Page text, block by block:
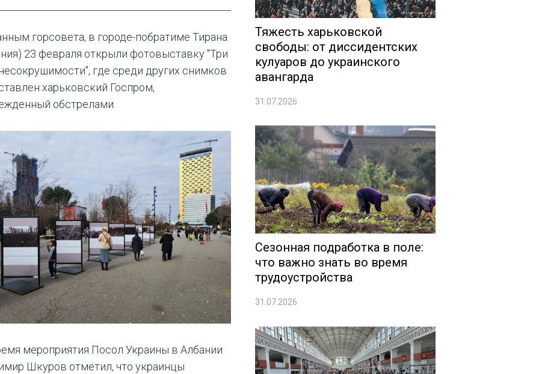
горсовета, в городе-побратиме Тирана
23 февраля открыли фотовыставку "Три
где среди других снимков
харьковский Госпром,
обстрелами.
мероприятия Посол Украины в Албании
Шкуров отметил, что украинцы
Тяжесть харьковской
свободы: от диссидентских
кулуаров до украинского
авангарда
31.07.2026
Сезонная подработка в поле:
что важно знать во время
трудоустройства
31.07.2026